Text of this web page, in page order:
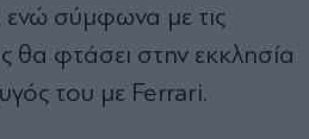
σύμφωνα με τις
θα φτάσει στην εκκλησία
του με Ferrari.